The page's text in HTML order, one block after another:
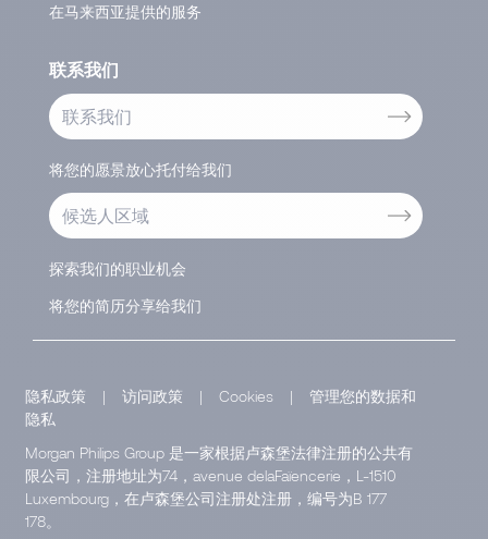
在马来西亚提供的服务
联系我们
联系我们
将您的愿景放心托付给我们
候选人区域
探索我们的职业机会
将您的简历分享给我们
隐私政策 | 访问政策 | Cookies |
管理您的数据和
隐私
Morgan Philips Group 是一家根据卢森堡法律注册的公共有
限公司，注册地址为74，avenue delaFaïencerie，L-1510
Luxembourg，在卢森堡公司注册处注册，编号为B 177
178。